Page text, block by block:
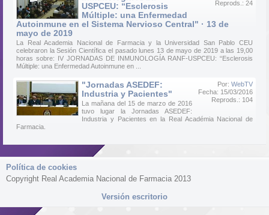
Reprods.: 24
USPCEU: “Esclerosis
Múltiple: una Enfermedad
Autoinmune en el Sistema Nervioso Central" · 13 de
mayo de 2019
La Real Academia Nacional de Farmacia y la Universidad San Pablo CEU
celebraron la Sesión Científica el pasado lunes 13 de mayo de 2019 a las 19,00
horas sobre: IV JORNADAS DE INMUNOLOGÍA RANF-USPCEU: “Esclerosis
Múltiple: una Enfermedad Autoinmune en ...
Por: WebTV
Fecha: 15/03/2016
Reprods.: 104
"Jornadas ASEDEF:
Industria y Pacientes"
La mañana del 15 de marzo de 2016
tuvo lugar la Jornadas ASEDEF:
Industria y Pacientes en la Real Académia Nacional de
Farmacia.
Política de cookies
Copyright Real Academia Nacional de Farmacia 2013
Versión escritorio